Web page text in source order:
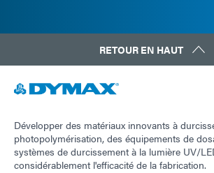
RETOUR EN HAUT
Développer des matériaux innovants à
photopolymérisation, des équipements de
systèmes de durcissement à la lumière UV/
considérablement l'efficacité de la fabrication.